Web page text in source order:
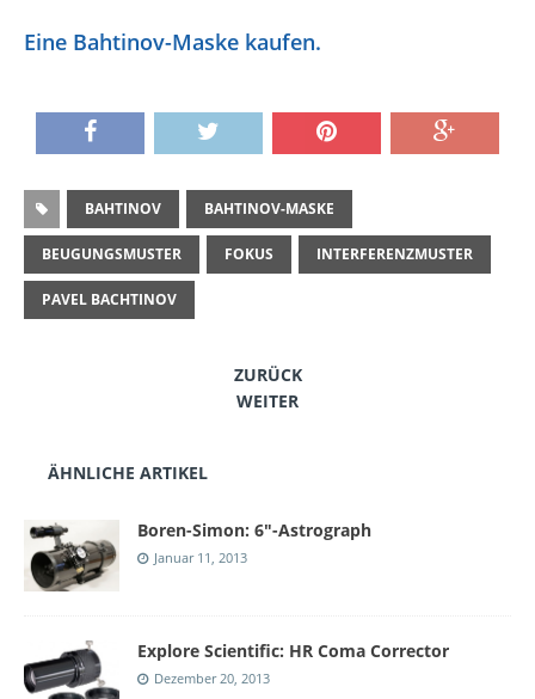
Eine Bahtinov-Maske kaufen.
BAHTINOV BAHTINOV-MASKE
BEUGUNGSMUSTER FOKUS INTERFERENZMUSTER
PAVEL BACHTINOV
ZURÜCK
WEITER
ÄHNLICHE ARTIKEL
Boren-Simon: 6″-Astrograph
Januar 11, 2013
Explore Scientific: HR Coma Corrector
Dezember 20, 2013